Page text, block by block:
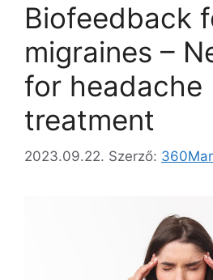
Biofeedback
migraines –
for headache
treatment
2023.09.22. Szerző: